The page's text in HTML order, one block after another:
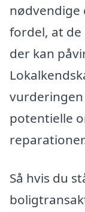
nødvendige
fordel, at de
der kan
vurderingen
potentielle
Så hvis du